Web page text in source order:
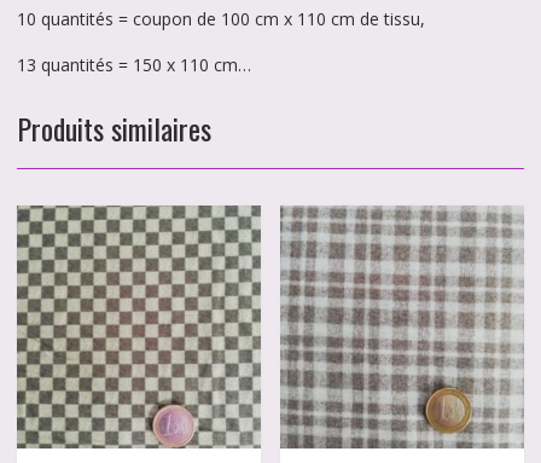
10 quantités = coupon de 100 cm x 110 cm de tissu,
13 quantités = 150 x 110 cm…
Produits similaires